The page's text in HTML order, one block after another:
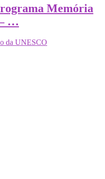
Memória
…
da UNESCO